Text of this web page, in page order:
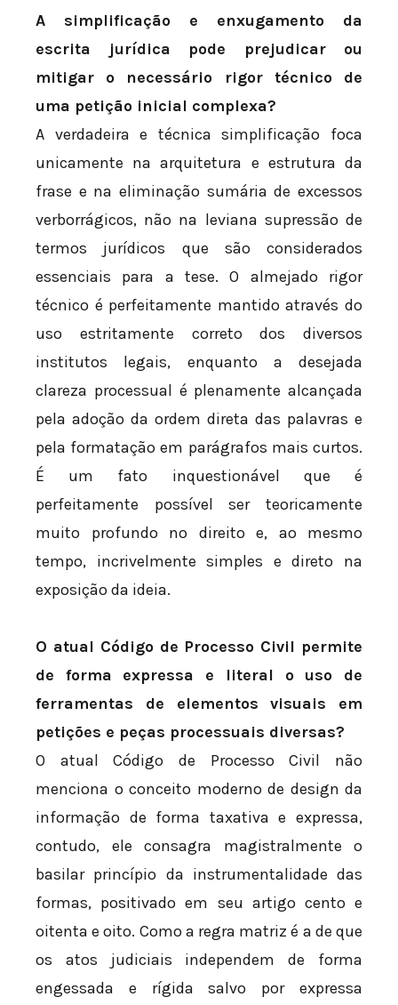
A simplificação e enxugamento da
escrita jurídica pode prejudicar ou
mitigar o necessário rigor técnico de
uma petição inicial complexa?
A verdadeira e técnica simplificação foca
unicamente na arquitetura e estrutura da
frase e na eliminação sumária de excessos
verborrágicos, não na leviana supressão de
termos jurídicos que são considerados
essenciais para a tese. O almejado rigor
técnico é perfeitamente mantido através do
uso estritamente correto dos diversos
institutos legais, enquanto a desejada
clareza processual é plenamente alcançada
pela adoção da ordem direta das palavras e
pela formatação em parágrafos mais curtos.
É um fato inquestionável que é
perfeitamente possível ser teoricamente
muito profundo no direito e, ao mesmo
tempo, incrivelmente simples e direto na
exposição da ideia.
O atual Código de Processo Civil permite
de forma expressa e literal o uso de
ferramentas de elementos visuais em
petições e peças processuais diversas?
O atual Código de Processo Civil não
menciona o conceito moderno de design da
informação de forma taxativa e expressa,
contudo, ele consagra magistralmente o
basilar princípio da instrumentalidade das
formas, positivado em seu artigo cento e
oitenta e oito. Como a regra matriz é a de que
os atos judiciais independem de forma
engessada e rígida salvo por expressa